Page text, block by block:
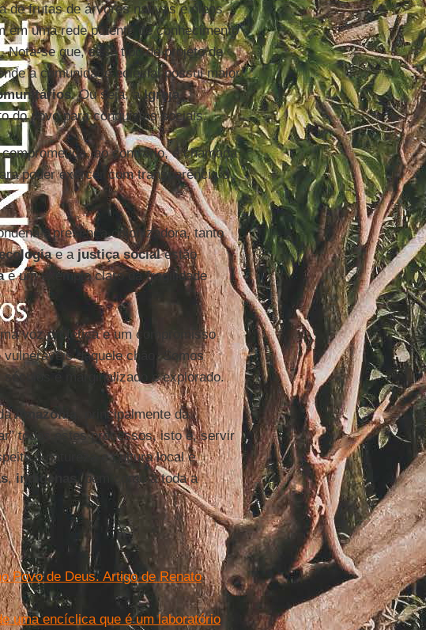
de frutas de árvores nativas e óleos
uma rede potente de conhecimento
se que, esse tipo de projeto de
a comunidade eclesial possui maior
. Ou seja, aIgreja
do povo para conquistas sociais.
ao contrário, é chamada
poder exercer com transparência o
a presença colonizadora, tanto
e ajustiça socialestão
é um exemplo claro da fragilidade
voz profética e um compromisso
daquele chão. Somos
é marginalizado e explorado.
Amazônia
, principalmente da
todos estes processos, isto é, servir
à natureza e cultura local e
,indígenas, bem como a toda a
Povo de Deus. Artigo de Renato
uma encíclica que é um laboratório